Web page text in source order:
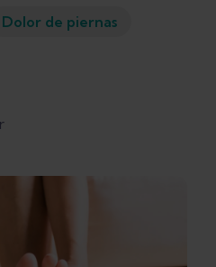
Dolor de piernas